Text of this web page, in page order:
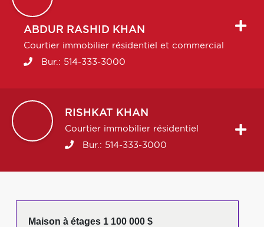
ABDUR RASHID KHAN
Courtier immobilier résidentiel et commercial
Bur.: 514-333-3000
RISHKAT KHAN
Courtier immobilier résidentiel
Bur.: 514-333-3000
Maison à étages 1 100 000 $